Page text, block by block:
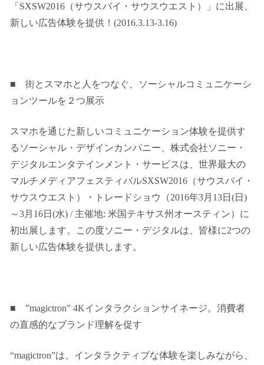
「SXSW2016（サウスバイ・サウスウエスト）」に出展、
新しい広告体験を提供！(2016.3.13-3.16)
■ 街とスマホと人をつなぐ、ソーシャルコミュニケーシ
ョンツールを２つ展示
スマホを通じた新しいコミュニケーション体験を提供す
るソーシャル・デザインカンパニー、株式会社ソニー・
デジタルエンタテインメント・サービスは、世界最大の
マルチメディアフェスティバルSXSW2016（サウスバイ・
サウスウエスト）・トレードショウ（2016年3月13日(日)
～3月16日(水) / 主催地: 米国テキサス州オースティン）に
初出展します。この度ソニー・デジタルは、皆様に2つの
新しい広告体験を提供します。
■ ”magictron” 4Kインタラクションサイネージ。消費者
の直感的なブランド理解を促す
“magictron”は、インタラクティブな体験を楽しみながら、